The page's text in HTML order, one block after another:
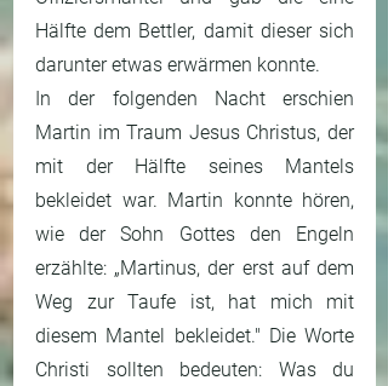
Hälfte dem Bettler, damit dieser sich
darunter etwas erwärmen konnte.
In der folgenden Nacht erschien
Martin im Traum Jesus Christus, der
mit der Hälfte seines Mantels
bekleidet war. Martin konnte hören,
wie der Sohn Gottes den Engeln
erzählte: „Martinus, der erst auf dem
Weg zur Taufe ist, hat mich mit
diesem Mantel bekleidet." Die Worte
Christi sollten bedeuten: Was du